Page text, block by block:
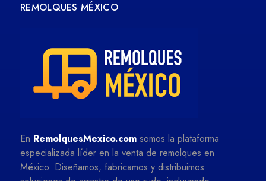
REMOLQUES MÉXICO
En RemolquesMexico.com somos la plataforma
especializada líder en la venta de remolques en
México. Diseñamos, fabricamos y distribuimos